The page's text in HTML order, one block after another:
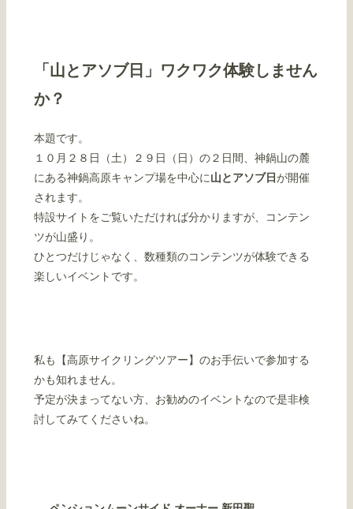
「山とアソブ日」ワクワク体験しません
か？
本題です。
１０月２８日（土）２９日（日）の２日間、神鍋山の麓
にある神鍋高原キャンプ場を中心に山とアソブ日が開催
されます。
特設サイトをご覧いただければ分かりますが、コンテン
ツが山盛り。
ひとつだけじゃなく、数種類のコンテンツが体験できる
楽しいイベントです。
私も【高原サイクリングツアー】のお手伝いで参加する
かも知れません。
予定が決まってない方、お勧めのイベントなので是非検
討してみてくださいね。